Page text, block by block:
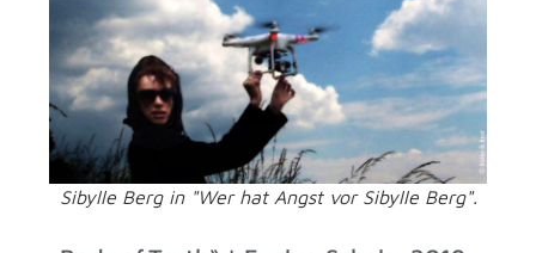
Sibylle Berg in "Wer hat Angst vor Sibylle Berg".